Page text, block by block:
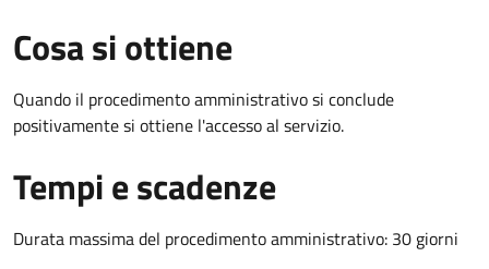
Cosa si ottiene
Quando il procedimento amministrativo si conclude
positivamente si ottiene l'accesso al servizio.
Tempi e scadenze
Durata massima del procedimento amministrativo: 30 giorni